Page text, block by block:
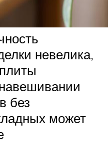
невелика,
без
может